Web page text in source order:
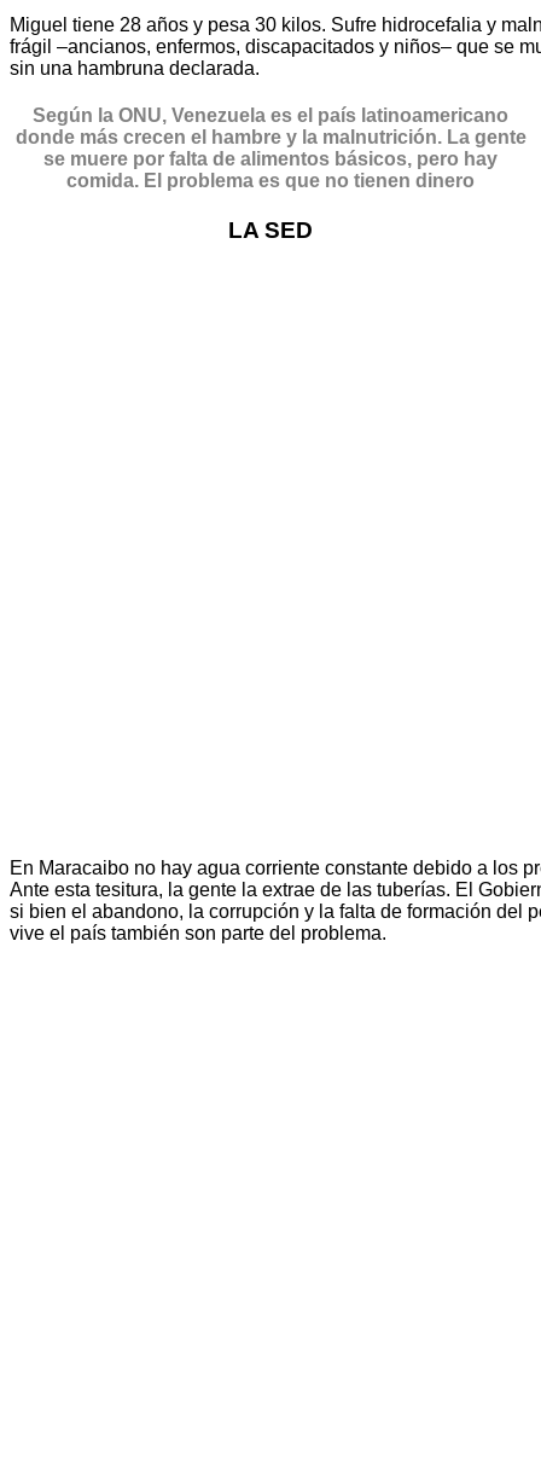
Miguel tiene 28 años y pesa 30 kilos. Sufre hidrocefalia y
frágil –ancianos, enfermos, discapacitados y niños– que se
sin una hambruna declarada.
Según la ONU, Venezuela es el país latinoamericano
donde más crecen el hambre y la malnutrición. La gente
se muere por falta de alimentos básicos, pero hay
comida. El problema es que no tienen dinero
LA SED
En Maracaibo no hay agua corriente constante debido a los
Ante esta tesitura, la gente la extrae de las tuberías. El
si bien el abandono, la corrupción y la falta de formación del
vive el país también son parte del problema.